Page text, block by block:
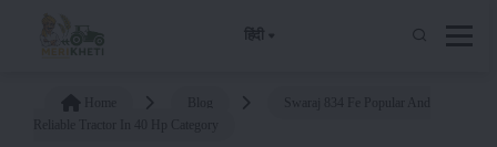
हिंदी